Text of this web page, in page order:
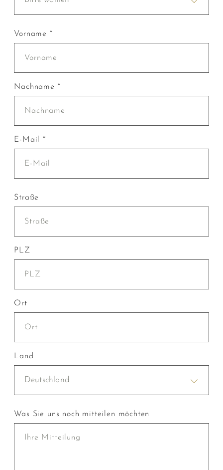
Vorname *
Nachname *
E-Mail *
Straße
PLZ
Ort
Land
Deutschland
Was Sie uns noch mitteilen möchten